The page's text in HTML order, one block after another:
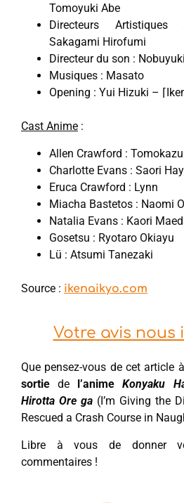
Tomoyuki Abe
Directeurs
Sakagami Hirofumi
Directeur du son :
Musiques : Masato
Opening : Yui Hizuki –
Cast Anime :
Allen Crawford :
Charlotte Evans : Saori
Eruca Crawford : Lynn
Miacha Bastetos : Naomi
Natalia Evans : Kaori
Gosetsu : Ryotaro Okiayu
Lü : Atsumi Tanezaki
Source : ikenaikyo.com
Votre avis nous
Que pensez-vous de cet article
sortie de l’animeKonyaku
Hirotta Ore ga (I’m Giving the
Rescued a Crash Course in
Libre à vous de donner
commentaires !